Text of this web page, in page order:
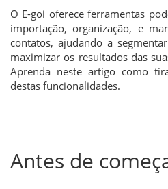
O E-goi oferece ferramentas
importação, organização, e
contatos, ajudando a
maximizar os resultados das
Aprenda neste artigo como
destas funcionalidades.
Antes de